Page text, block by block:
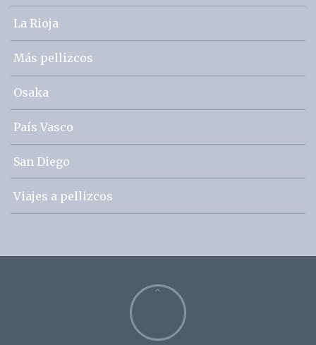
La Rioja
Más pellizcos
Osaka
País Vasco
San Diego
Viajes a pellizcos